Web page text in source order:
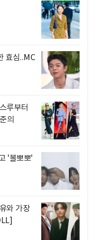
효심..MC
루부터
의
'볼뽀뽀'
와 가장